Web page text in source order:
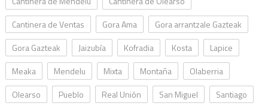
Cantinera de Ventas
Gora Ama
Gora arrantzale Gazteak
Gora Gazteak
Jaizubía Kofradia Kosta
Lapice
Meaka
Mendelu Mixta Montaña
Olaberria
Olearso
Pueblo Real Unión San Miguel Santiago